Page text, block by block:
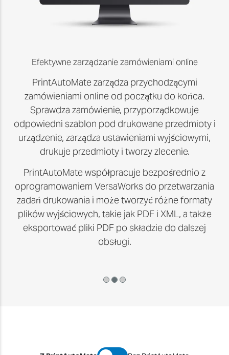
Efektywne zarządzanie zamówieniami online
PrintAutoMate zarządza przychodzącymi
zamówieniami online od początku do końca.
Sprawdza zamówienie, przyporządkowuje
odpowiedni szablon pod drukowane przedmioty i
urządzenie, zarządza ustawieniami wyjściowymi,
drukuje przedmioty i tworzy zlecenie.
PrintAutoMate współpracuje bezpośrednio z
oprogramowaniem VersaWorks do przetwarzania
zadań drukowania i może tworzyć różne formaty
plików wyjściowych, takie jak PDF i XML, a także
eksportować pliki PDF po składzie do dalszej
obsługi.